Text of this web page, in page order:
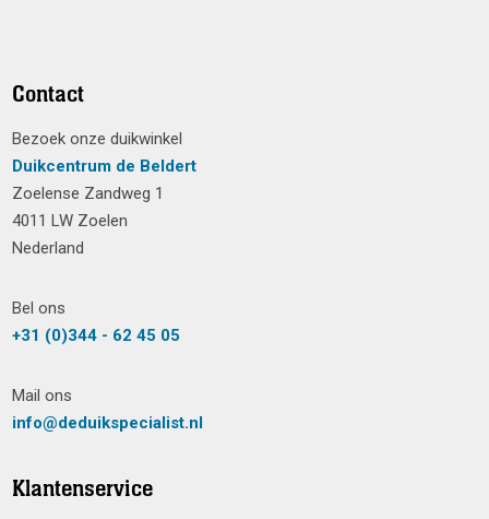
Contact
Bezoek onze duikwinkel
Duikcentrum de Beldert
Zoelense Zandweg 1
4011 LW Zoelen
Nederland
Bel ons
+31 (0)344 - 62 45 05
Mail ons
info@deduikspecialist.nl
Klantenservice